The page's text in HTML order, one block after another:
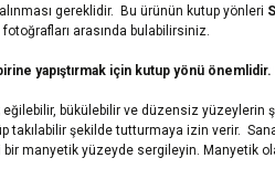
gereklidir. Bu ürünün kutup yönleri
fotoğrafları arasında bulabilirsiniz.
yapıştırmak için kutup yönü
eğilebilir, bükülebilir ve düzensiz yüzeylerin
takılabilir şekilde tutturmaya izin verir.
manyetik yüzeyde sergileyin. Manyetik